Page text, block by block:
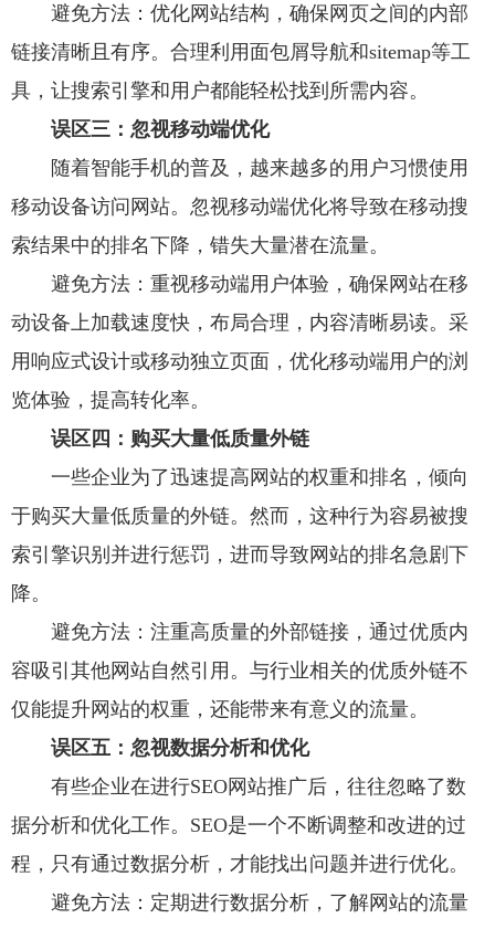
避免方法：优化网站结构，确保网页之间的内部
链接清晰且有序。合理利用面包屑导航和sitemap等工
具，让搜索引擎和用户都能轻松找到所需内容。
误区三：忽视移动端优化
随着智能手机的普及，越来越多的用户习惯使用
移动设备访问网站。忽视移动端优化将导致在移动搜
索结果中的排名下降，错失大量潜在流量。
避免方法：重视移动端用户体验，确保网站在移
动设备上加载速度快，布局合理，内容清晰易读。采
用响应式设计或移动独立页面，优化移动端用户的浏
览体验，提高转化率。
误区四：购买大量低质量外链
一些企业为了迅速提高网站的权重和排名，倾向
于购买大量低质量的外链。然而，这种行为容易被搜
索引擎识别并进行惩罚，进而导致网站的排名急剧下
降。
避免方法：注重高质量的外部链接，通过优质内
容吸引其他网站自然引用。与行业相关的优质外链不
仅能提升网站的权重，还能带来有意义的流量。
误区五：忽视数据分析和优化
有些企业在进行SEO网站推广后，往往忽略了数
据分析和优化工作。SEO是一个不断调整和改进的过
程，只有通过数据分析，才能找出问题并进行优化。
避免方法：定期进行数据分析，了解网站的流量